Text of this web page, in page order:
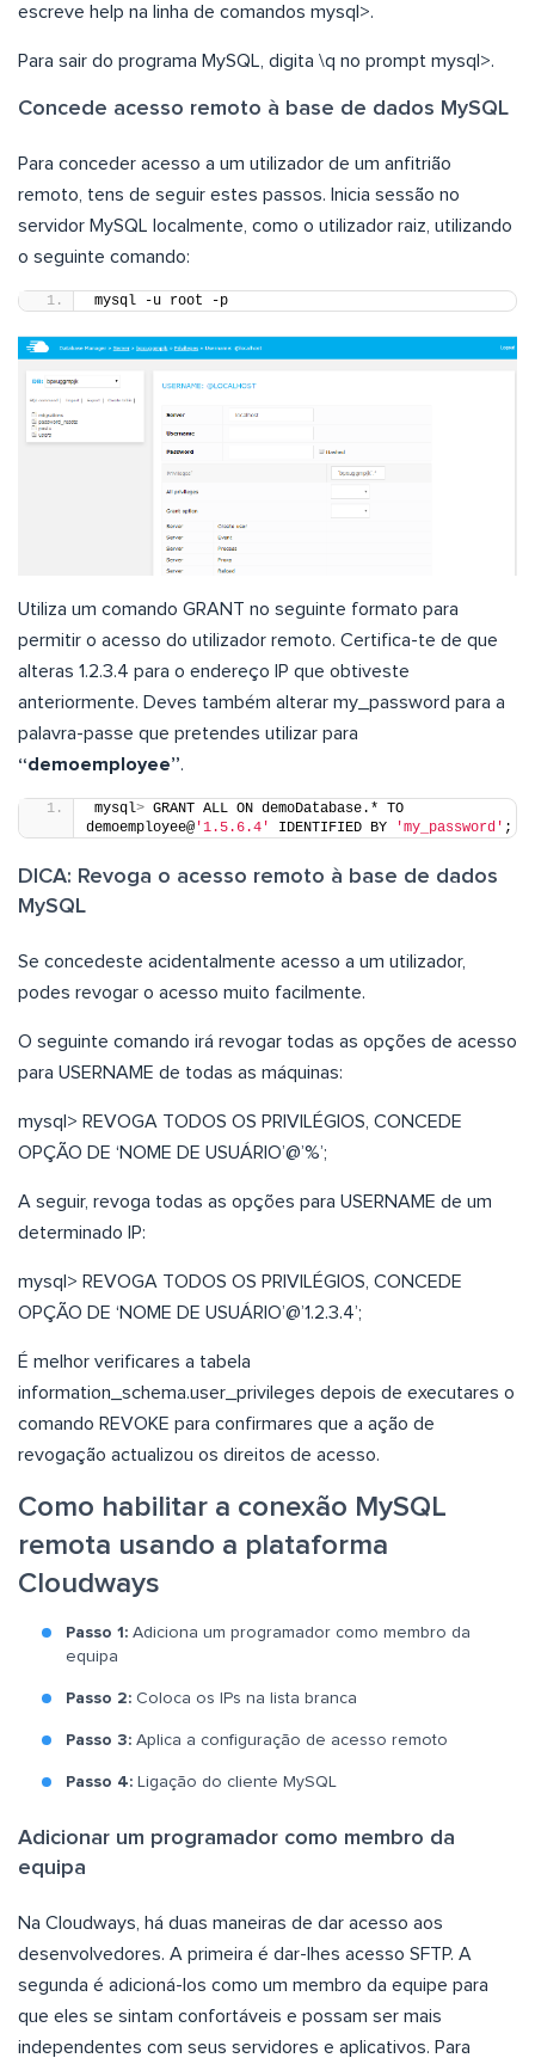
escreve help na linha de comandos mysql>.
Para sair do programa MySQL, digita \q no prompt mysql>.
Concede acesso remoto à base de dados MySQL
Para conceder acesso a um utilizador de um anfitrião
remoto, tens de seguir estes passos. Inicia sessão no
servidor MySQL localmente, como o utilizador raiz, utilizando
o seguinte comando:
mysql -u root -p
Utiliza um comando GRANT no seguinte formato para
permitir o acesso do utilizador remoto. Certifica-te de que
alteras 1.2.3.4 para o endereço IP que obtiveste
anteriormente. Deves também alterar my_password para a
palavra-passe que pretendes utilizar para
“demoemployee”.
mysql> GRANT ALL ON demoDatabase.* TO
demoemployee@ '1.5.6.4' IDENTIFIED BY 'my_password' ;
DICA: Revoga o acesso remoto à base de dados
MySQL
Se concedeste acidentalmente acesso a um utilizador,
podes revogar o acesso muito facilmente.
O seguinte comando irá revogar todas as opções de acesso
para USERNAME de todas as máquinas:
mysql> REVOGA TODOS OS PRIVILÉGIOS, CONCEDE
OPÇÃO DE ‘NOME DE USUÁRIO’@’%’;
A seguir, revoga todas as opções para USERNAME de um
determinado IP:
mysql> REVOGA TODOS OS PRIVILÉGIOS, CONCEDE
OPÇÃO DE ‘NOME DE USUÁRIO’@’1.2.3.4’;
É melhor verificares a tabela
information_schema.user_privileges depois de executares o
comando REVOKE para confirmares que a ação de
revogação actualizou os direitos de acesso.
Como habilitar a conexão MySQL
remota usando a plataforma
Cloudways
Passo 1: Adiciona um programador como membro da
equipa
Passo 2: Coloca os IPs na lista branca
Passo 3: Aplica a configuração de acesso remoto
Passo 4: Ligação do cliente MySQL
Adicionar um programador como membro da
equipa
Na Cloudways, há duas maneiras de dar acesso aos
desenvolvedores. A primeira é dar-lhes acesso SFTP. A
segunda é adicioná-los como um membro da equipe para
que eles se sintam confortáveis e possam ser mais
independentes com seus servidores e aplicativos. Para